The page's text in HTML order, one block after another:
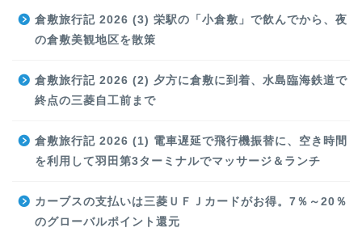
倉敷旅行記 2026 (3) 栄駅の「小倉敷」で飲んでから、夜
の倉敷美観地区を散策
倉敷旅行記 2026 (2) 夕方に倉敷に到着、水島臨海鉄道で
終点の三菱自工前まで
倉敷旅行記 2026 (1) 電車遅延で飛行機振替に、空き時間
を利用して羽田第3ターミナルでマッサージ＆ランチ
カーブスの支払いは三菱ＵＦＪカードがお得。7％～20％
のグローバルポイント還元